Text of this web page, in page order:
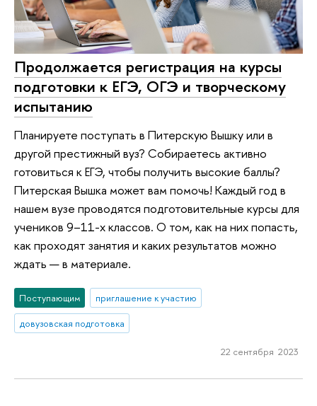
Продолжается регистрация на курсы
подготовки к ЕГЭ, ОГЭ и творческому
испытанию
Планируете поступать в Питерскую Вышку или в
другой престижный вуз? Собираетесь активно
готовиться к ЕГЭ, чтобы получить высокие баллы?
Питерская Вышка может вам помочь! Каждый год в
нашем вузе проводятся подготовительные курсы для
учеников 9–11-х классов. О том, как на них попасть,
как проходят занятия и каких результатов можно
ждать — в материале.
Поступающим
приглашение к участию
довузовская подготовка
22 сентября 2023